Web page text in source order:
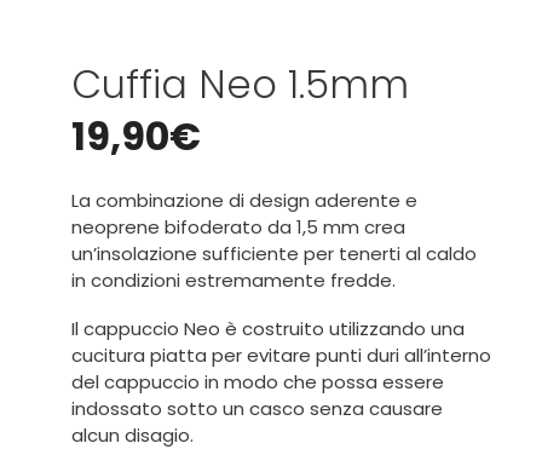
Cuffia Neo 1.5mm
19,90€
La combinazione di design aderente e
neoprene bifoderato da 1,5 mm crea
un’insolazione sufficiente per tenerti al caldo
in condizioni estremamente fredde.
Il cappuccio Neo è costruito utilizzando una
cucitura piatta per evitare punti duri all’interno
del cappuccio in modo che possa essere
indossato sotto un casco senza causare
alcun disagio.